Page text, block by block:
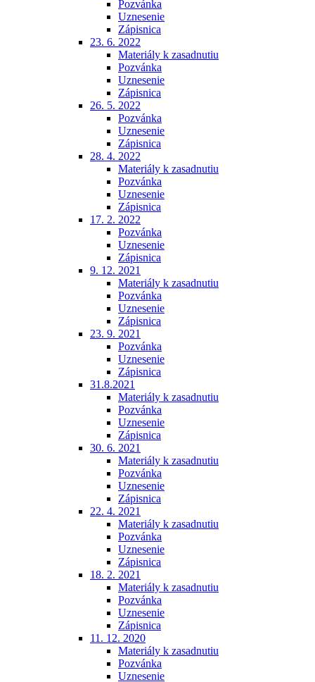
Pozvánka
Uznesenie
Zápisnica
23. 6. 2022
Materiály k zasadnutiu
Pozvánka
Uznesenie
Zápisnica
26. 5. 2022
Pozvánka
Uznesenie
Zápisnica
28. 4. 2022
Materiály k zasadnutiu
Pozvánka
Uznesenie
Zápisnica
17. 2. 2022
Pozvánka
Uznesenie
Zápisnica
9. 12. 2021
Materiály k zasadnutiu
Pozvánka
Uznesenie
Zápisnica
23. 9. 2021
Pozvánka
Uznesenie
Zápisnica
31.8.2021
Materiály k zasadnutiu
Pozvánka
Uznesenie
Zápisnica
30. 6. 2021
Materiály k zasadnutiu
Pozvánka
Uznesenie
Zápisnica
22. 4. 2021
Materiály k zasadnutiu
Pozvánka
Uznesenie
Zápisnica
18. 2. 2021
Materiály k zasadnutiu
Pozvánka
Uznesenie
Zápisnica
11. 12. 2020
Materiály k zasadnutiu
Pozvánka
Uznesenie